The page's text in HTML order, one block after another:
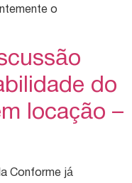
o
do
locação –
Conforme já